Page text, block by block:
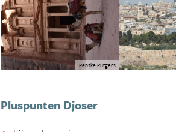
Renske Rutgers
Pluspunten Djoser